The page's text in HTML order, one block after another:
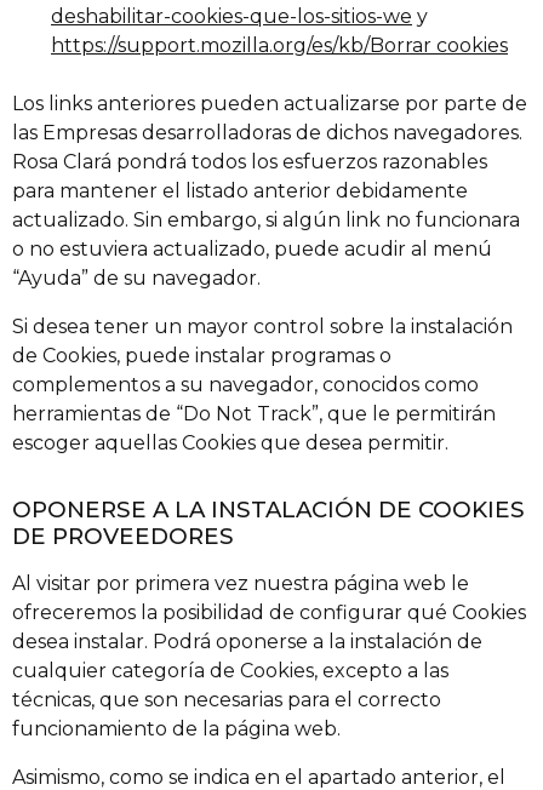
deshabilitar-cookies-que-los-sitios-we y
https://support.mozilla.org/es/kb/Borrar cookies
Los links anteriores pueden actualizarse por parte de
las Empresas desarrolladoras de dichos navegadores.
Rosa Clará pondrá todos los esfuerzos razonables
para mantener el listado anterior debidamente
actualizado. Sin embargo, si algún link no funcionara
o no estuviera actualizado, puede acudir al menú
“Ayuda” de su navegador.
Si desea tener un mayor control sobre la instalación
de Cookies, puede instalar programas o
complementos a su navegador, conocidos como
herramientas de “Do Not Track”, que le permitirán
escoger aquellas Cookies que desea permitir.
OPONERSE A LA INSTALACIÓN DE COOKIES
DE PROVEEDORES
Al visitar por primera vez nuestra página web le
ofreceremos la posibilidad de configurar qué Cookies
desea instalar. Podrá oponerse a la instalación de
cualquier categoría de Cookies, excepto a las
técnicas, que son necesarias para el correcto
funcionamiento de la página web.
Asimismo, como se indica en el apartado anterior, el